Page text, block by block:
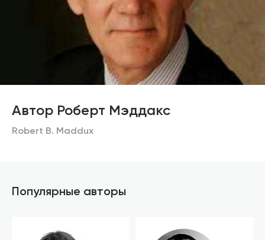
Автор Роберт Мэддакс
Robert B. Maddux
Популярные авторы